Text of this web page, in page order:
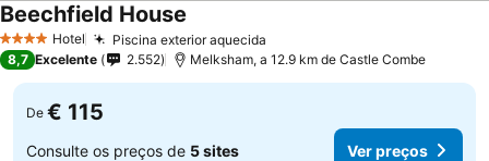
4 EstrelasHotel Piscina exterior aquecida
Beechfield House
8,7 Excelente 2.552 Melksham, a 12.9 km de Castle Combe
De € 115
Consulte os preços de 5 sites Ver preços